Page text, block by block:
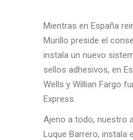
Mientras en España
Murillo preside el
instala un nuevo
sellos adhesivos, en
Wells y Willian Fargo
Express.
Ajeno a todo, nuestro
Luque Barrero, instala